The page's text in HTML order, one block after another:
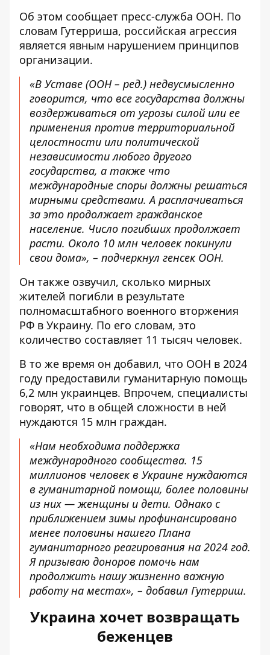
Об этом сообщает пресс-служба ООН. По
словам Гутерриша, российская агрессия
является явным нарушением принципов
организации.
«В Уставе (ООН – ред.) недвусмысленно
говорится, что все государства должны
воздерживаться от угрозы силой или ее
применения против территориальной
целостности или политической
независимости любого другого
государства, а также что
международные споры должны решаться
мирными средствами. А расплачиваться
за это продолжает гражданское
население. Число погибших продолжает
расти. Около 10 млн человек покинули
свои дома», – подчеркнул генсек ООН.
Он также озвучил, сколько мирных
жителей погибли в результате
полномасштабного военного вторжения
РФ в Украину. По его словам, это
количество составляет 11 тысяч человек.
В то же время он добавил, что ООН в 2024
году предоставили гуманитарную помощь
6,2 млн украинцев. Впрочем, специалисты
говорят, что в общей сложности в ней
нуждаются 15 млн граждан.
«Нам необходима поддержка
международного сообщества. 15
миллионов человек в Украине нуждаются
в гуманитарной помощи, более половины
из них — женщины и дети. Однако с
приближением зимы профинансировано
менее половины нашего Плана
гуманитарного реагирования на 2024 год.
Я призываю доноров помочь нам
продолжить нашу жизненно важную
работу на местах», – добавил Гутерриш.
Украина хочет возвращать
беженцев